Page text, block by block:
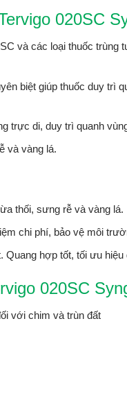
020SC
và các loại thuốc
biệt giúp thuốc duy trì
trực di, duy trì quanh
và vàng lá.
thối, sưng rễ và vàng lá.
chi phí, bảo vệ môi
hợp tốt, tối ưu hiệu
020SC
với chim và trùn đất